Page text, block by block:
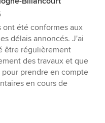
ont été conformes aux
délais annoncés. J'ai
être régulièrement
des travaux et que
prendre en compte
en cours de